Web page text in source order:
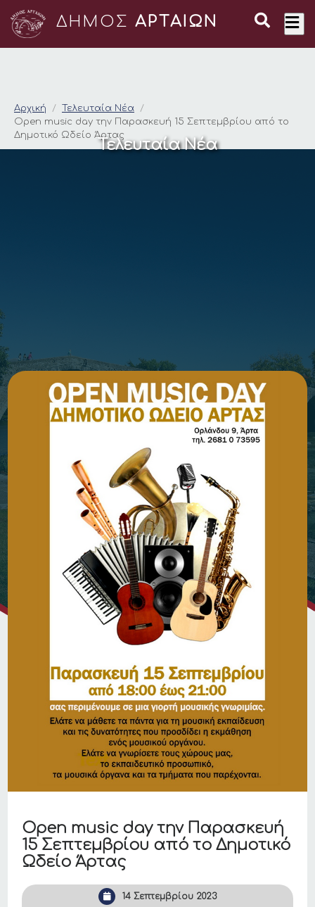
ΔΗΜΟΣ ΑΡΤΑΙΩΝ
Open music day την
Αρχική
Τελευταία Νέα
Open music day την Παρασκευή 15 Σεπτεμβρίου από το
Δημοτικό Ωδείο Άρτας
Τελευταία Νέα
Open music day την Παρασκευή
15 Σεπτεμβρίου από το Δημοτικό
Ωδείο Άρτας
14 Σεπτεμβρίου 2023